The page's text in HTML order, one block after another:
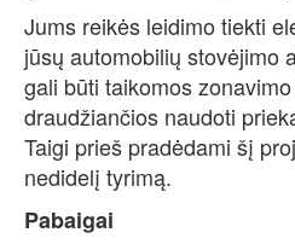
Jums reikės leidimo tiekti
jūsų automobilių stovėjimo
gali būti taikomos
draudžiančios naudoti
Taigi prieš pradėdami šį
nedidelį tyrimą.
Pabaigai